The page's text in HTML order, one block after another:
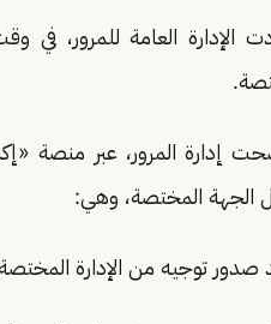
الإدارة العامة للمرور،
إدارة المرور، عبر منصة
الجهة المختصة، وهي:
صدور توجيه من الإدارة